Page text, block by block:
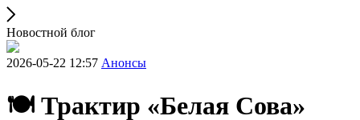
Новостной блог
2026-05-22 12:57 Анонсы
🍽 Трактир «Белая Сова»